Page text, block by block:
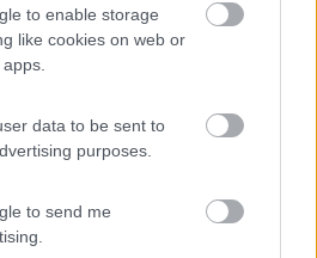
to enable storage
like cookies on web or
data to be sent to
purposes.
to send me